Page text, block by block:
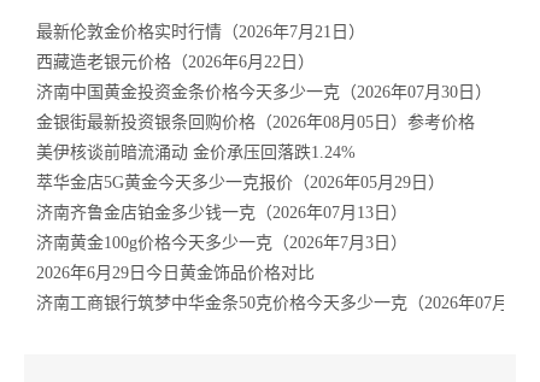
最新伦敦金价格实时行情（2026年7月21日）
西藏造老银元价格（2026年6月22日）
济南中国黄金投资金条价格今天多少一克（2026年07月30日）
金银街最新投资银条回购价格（2026年08月05日）参考价格
美伊核谈前暗流涌动 金价承压回落跌1.24%
萃华金店5G黄金今天多少一克报价（2026年05月29日）
济南齐鲁金店铂金多少钱一克（2026年07月13日）
济南黄金100g价格今天多少一克（2026年7月3日）
2026年6月29日今日黄金饰品价格对比
济南工商银行筑梦中华金条50克价格今天多少一克（2026年07月29